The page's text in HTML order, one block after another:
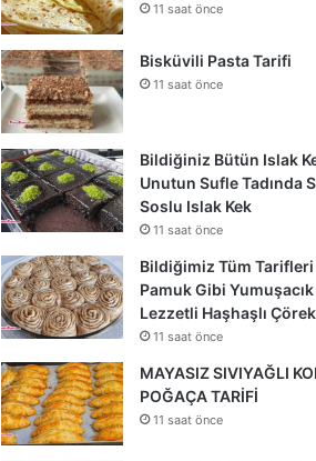
11 saat önce
Bisküvili Pasta Tarifi
11 saat önce
Bildiğiniz Bütün Islak
Unutun Sufle Tadında
Soslu Islak Kek
11 saat önce
Bildiğimiz Tüm
Pamuk Gibi
Lezzetli Haşhaşlı Çörek
11 saat önce
MAYASIZ SIVIYAĞLI
POĞAÇA TARİFİ
11 saat önce